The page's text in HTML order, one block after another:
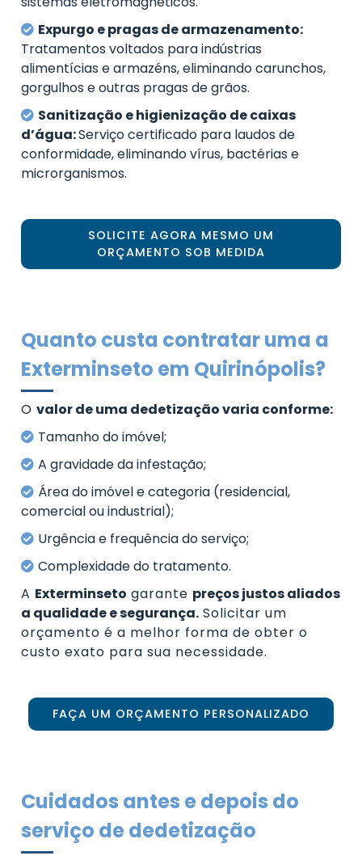
Expurgo e pragas de armazenamento:
Tratamentos voltados para indústrias
alimentícias e armazéns, eliminando carunchos,
gorgulhos e outras pragas de grãos.
Sanitização e higienização de caixas
d’água:Serviço certificado para laudos de
conformidade, eliminando vírus, bactérias e
microrganismos.
SOLICITE AGORA MESMO UM
ORÇAMENTO SOB MEDIDA
Quanto custa contratar uma a
Exterminseto em Quirinópolis?
O valor de uma dedetização varia conforme:
Tamanho do imóvel;
A gravidade da infestação;
Área do imóvel e categoria (residencial,
comercial ou industrial);
Urgência e frequência do serviço;
Complexidade do tratamento.
A Exterminseto garante preços justos aliados
a qualidade e segurança. Solicitar um
orçamento é a melhor forma de obter o
custo exato para sua necessidade.
FAÇA UM ORÇAMENTO PERSONALIZADO
Cuidados antes e depois do
serviço de dedetização